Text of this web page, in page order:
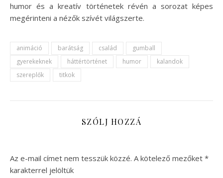
humor és a kreatív történetek révén a sorozat képes
megérinteni a nézők szívét világszerte.
animáció barátság család
gumball
gyerekeknek
háttértörténet humor
kalandok
szereplők
titkok
SZÓLJ HOZZÁ
Az e-mail címet nem tesszük közzé. A kötelező mezőket *
karakterrel jelöltük